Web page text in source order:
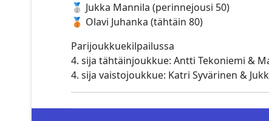
🥈 Jukka Mannila (perinnejousi 50)
🥉 Olavi Juhanka (tähtäin 80)
Parijoukkuekilpailussa
4. sija tähtäinjoukkue: Antti Tekoniemi &
4. sija vaistojoukkue: Katri Syvärinen &